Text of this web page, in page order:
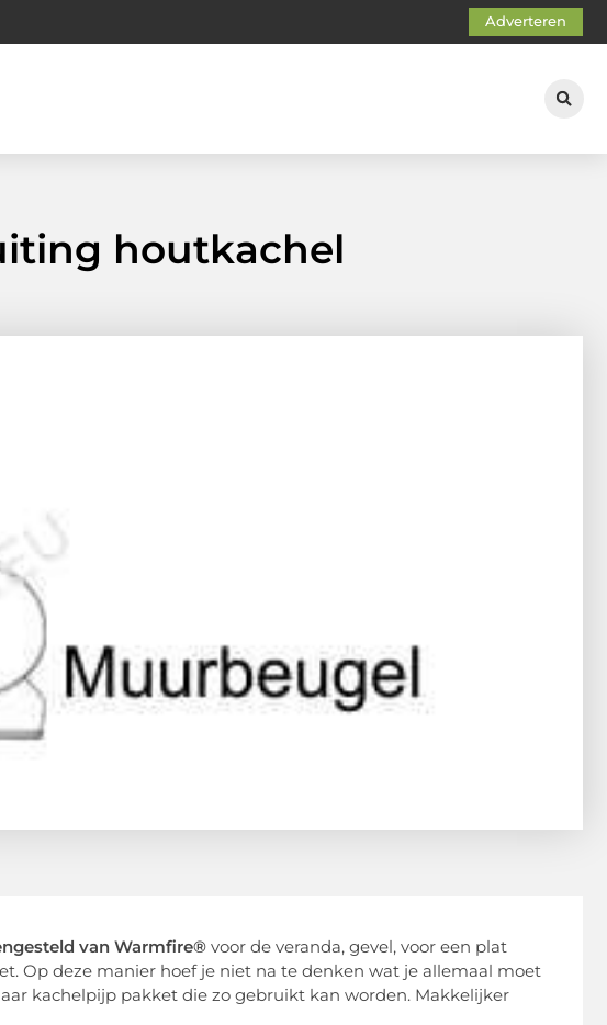
Adverteren
houtkachel
van Warmfire® voor de veranda, gevel, voor een plat
Op deze manier hoef je niet na te denken wat je allemaal moet
kachelpijp pakket die zo gebruikt kan worden. Makkelijker